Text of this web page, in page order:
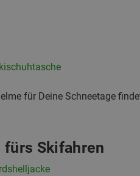
für Deine Schneetage
fürs Skifahren